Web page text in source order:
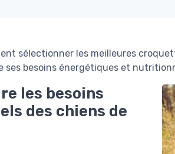
sélectionner les meilleures
ses besoins énergétiques et
les besoins
des chiens de